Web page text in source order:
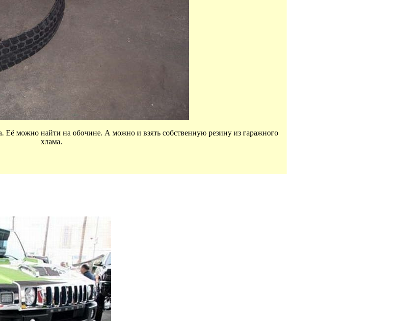
Её можно найти на обочине. А можно и взять собственную резину из гаражного
хлама.